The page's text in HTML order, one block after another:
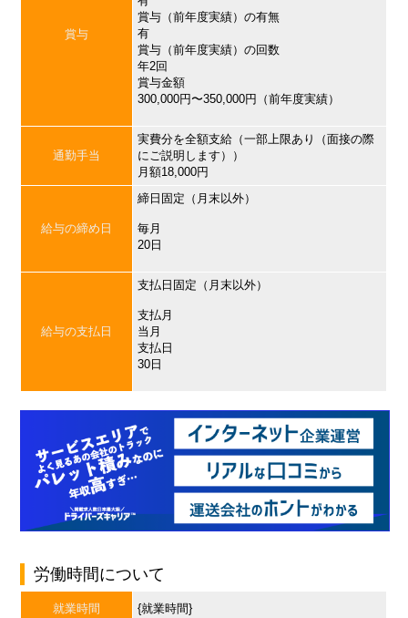
賞与
賞与（前年度実績）の有無
有
賞与（前年度実績）の回数
年2回
賞与金額
300,000円〜350,000円（前年度実績）
通勤手当
実費分を全額支給（一部上限あり（面接の際
にご説明します））
月額18,000円
給与の締め日
締日固定（月末以外）
毎月
20日
給与の支払日
支払日固定（月末以外）
支払月
当月
支払日
30日
労働時間について
就業時間 {就業時間}